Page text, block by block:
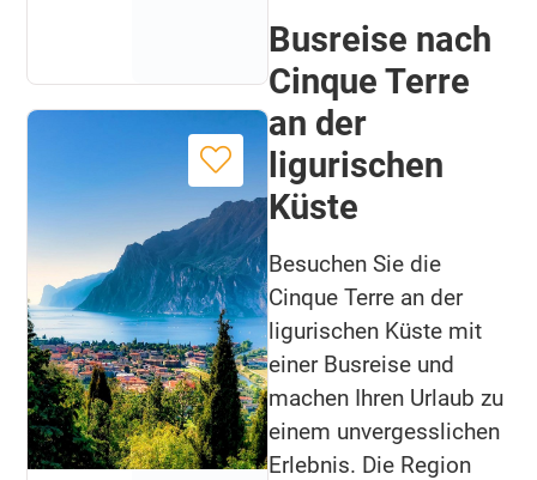
Busreise nach
Cinque Terre
an der
ligurischen
Küste
Besuchen Sie die
Cinque Terre an der
ligurischen Küste mit
einer Busreise und
machen Ihren Urlaub zu
einem unvergesslichen
Erlebnis. Die Region